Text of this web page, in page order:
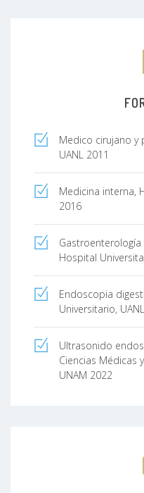
Medico cirujano y
UANL 2011
Medicina interna,
2016
Gastroenterología
Hospital
Endoscopia
Universitario,
Ultrasonido
Ciencias Médicas
UNAM 2022